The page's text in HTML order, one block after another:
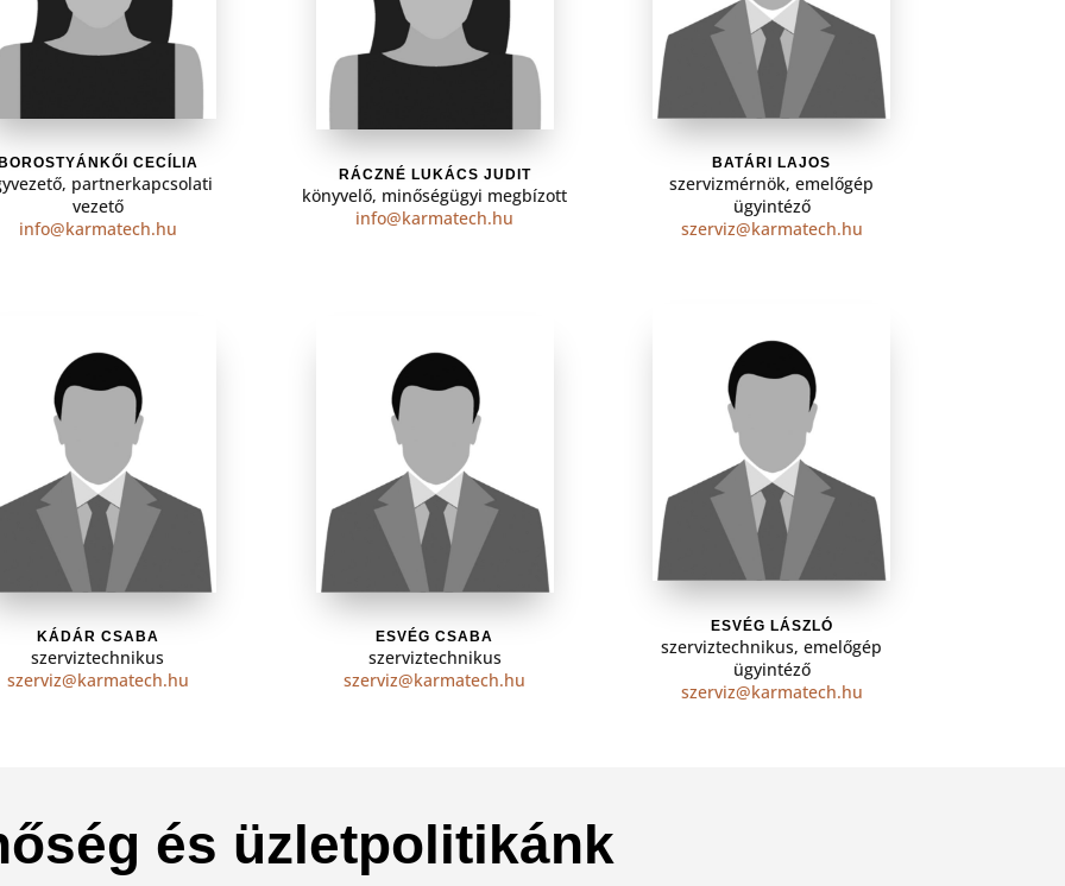
CECÍLIA
partnerkapcsolati
vezető
info@karmatech.hu
RÁCZNÉ LUKÁCS JUDIT
könyvelő, minőségügyi megbízott
info@karmatech.hu
BATÁRI LAJOS
szervizmérnök, emelőgép
ügyintéző
szerviz@karmatech.hu
KÁDÁR CSABA
szerviztechnikus
szerviz@karmatech.hu
ESVÉG CSABA
szerviztechnikus
szerviz@karmatech.hu
ESVÉG LÁSZLÓ
szerviztechnikus, emelőgép
ügyintéző
szerviz@karmatech.hu
és üzletpolitikánk